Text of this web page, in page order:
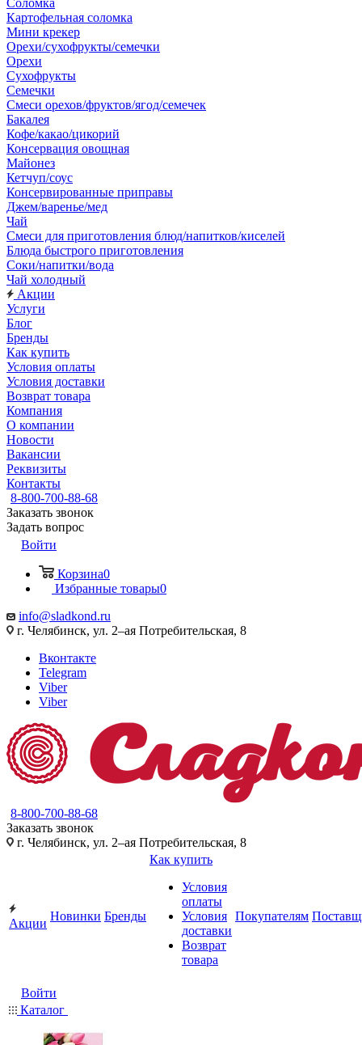
Соломка
Картофельная соломка
Мини крекер
Орехи/сухофрукты/семечки
Орехи
Сухофрукты
Семечки
Смеси орехов/фруктов/ягод/семечек
Бакалея
Кофе/какао/цикорий
Консервация овощная
Майонез
Кетчуп/соус
Консервированные приправы
Джем/варенье/мед
Чай
Смеси для приготовления блюд/напитков/киселей
Блюда быстрого приготовления
Соки/напитки/вода
Чай холодный
Акции
Услуги
Блог
Бренды
Как купить
Условия оплаты
Условия доставки
Возврат товара
Компания
О компании
Новости
Вакансии
Реквизиты
Контакты
8-800-700-88-68
Заказать звонок
Задать вопрос
Войти
Корзина0
Избранные товары0
info@sladkond.ru
г. Челябинск, ул. 2–ая Потребительская, 8
Вконтакте
Telegram
Viber
Viber
8-800-700-88-68
Заказать звонок
г. Челябинск, ул. 2–ая Потребительская, 8
Акции
Новинки Бренды
Как купить
Условия
оплаты
Условия
доставки
Возврат
товара
Покупателям
Войти
Каталог